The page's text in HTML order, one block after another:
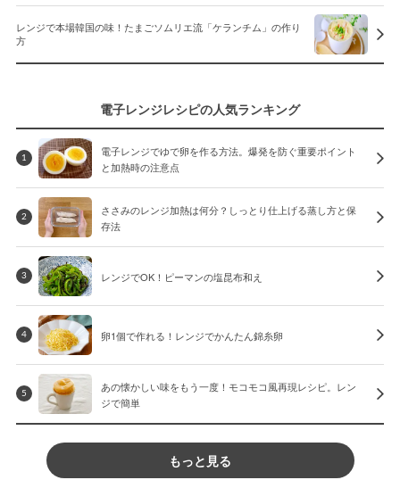
レンジで本場韓国の味！たまごソムリエ流「ケランチム」の作り
方
電子レンジレシピの人気ランキング
1
電子レンジでゆで卵を作る方法。爆発を防ぐ重要ポイント
と加熱時の注意点
2
ささみのレンジ加熱は何分？しっとり仕上げる蒸し方と保
存法
3 レンジでOK！ピーマンの塩昆布和え
4 卵1個で作れる！レンジでかんたん錦糸卵
5
あの懐かしい味をもう一度！モコモコ風再現レシピ。レン
ジで簡単
もっと見る